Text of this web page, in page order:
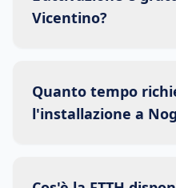
Vicentino?
Quanto tempo
l'installazione a